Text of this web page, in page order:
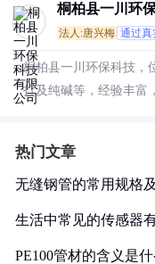
桐柏县一川环
法人:唐兴梅 通过真
桐柏县一川环保科技，
打及纯碱等，经验丰富
热门文章
无缝钢管的常用规格
生活中常见的传感器
PE100管材的含义是什